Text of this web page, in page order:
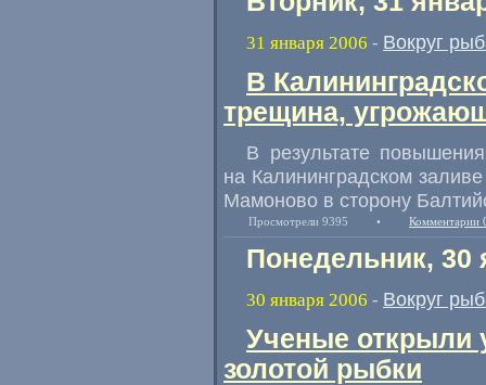
31 января 2006 - Вокруг
В
трещина,
В результате
на Калининградском
Мамоново в сторону
Просмотрели 9395 • Комментарии
Понедельник, 30
30 января 2006 - Вокруг
Ученые открыли
золотой рыбки